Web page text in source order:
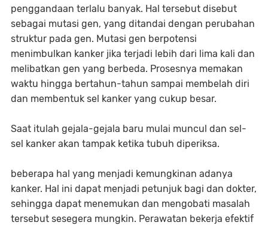
penggandaan terlalu banyak. Hal tersebut disebut
sebagai mutasi gen, yang ditandai dengan perubahan
struktur pada gen. Mutasi gen berpotensi
menimbulkan kanker jika terjadi lebih dari lima kali dan
melibatkan gen yang berbeda. Prosesnya memakan
waktu hingga bertahun-tahun sampai membelah diri
dan membentuk sel kanker yang cukup besar.
Saat itulah gejala-gejala baru mulai muncul dan sel-
sel kanker akan tampak ketika tubuh diperiksa.
beberapa hal yang menjadi kemungkinan adanya
kanker. Hal ini dapat menjadi petunjuk bagi dan dokter,
sehingga dapat menemukan dan mengobati masalah
tersebut sesegera mungkin. Perawatan bekerja efektif